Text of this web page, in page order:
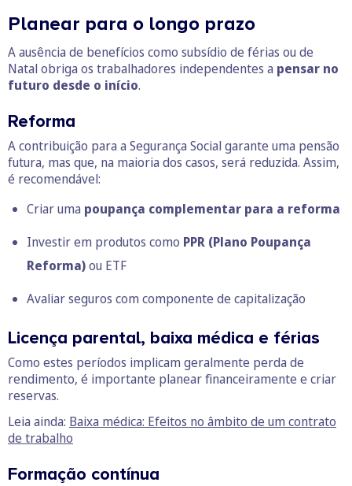
Planear para o longo prazo
A ausência de benefícios como subsídio de férias ou de
Natal obriga os trabalhadores independentes a pensar no
futuro desde o início.
Reforma
A contribuição para a Segurança Social garante uma pensão
futura, mas que, na maioria dos casos, será reduzida. Assim,
é recomendável:
Criar uma poupança complementar para a reforma
Investir em produtos como PPR (Plano Poupança
Reforma)ou ETF
Avaliar seguros com componente de capitalização
Licença parental, baixa médica e férias
Como estes períodos implicam geralmente perda de
rendimento, é importante planear financeiramente e criar
reservas.
Leia ainda: Baixa médica: Efeitos no âmbito de um contrato
de trabalho
Formação contínua